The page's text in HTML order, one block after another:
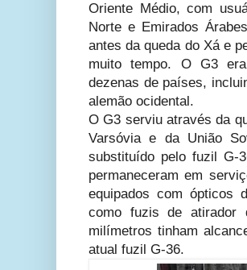
Oriente Médio, com
Norte e Emirados
antes da queda do Xá e
muito tempo. O G3
dezenas de países,
alemão ocidental.
O G3 serviu através da
Varsóvia e da União
substituído pelo fuzil G-
permaneceram em
equipados com ópticos
como fuzis de atirador
milímetros tinham
atual fuzil G-36.